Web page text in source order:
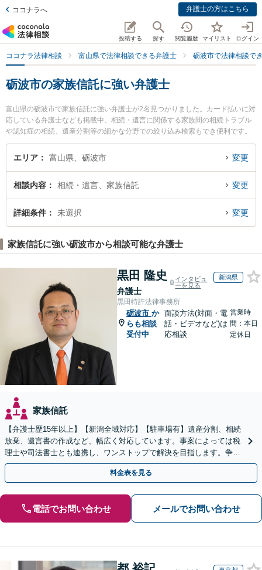
ココナラへ 弁護士の方はこちら
投稿する 探す 閲覧履歴 マイリスト ログイン
ココナラ法律相談 富山県で法律相談できる弁護士 砺波市で法律相談で
砺波市の家族信託に強い弁護士
富山県の砺波市で家族信託に強い弁護士が2名見つかりました。カード払いに対
応している弁護士なども掲載中。相続・遺言に関係する家族間の相続トラブル
や認知症の相続、遺産分割等の細かな分野での絞り込み検索もでき便利です。
特に山岸陽平法律事務所の山岸 陽平弁護士やとなみ野法律事務所の蓑 健太郎弁
護士のプロフィール情報や弁護士費用、強みなどが注目されています。『砺波
回相談無料で家族信託を法律相談できる砺波市内の弁護士に相談予約したい』
などでお困りの相談者さんにおすすめです。
エリア 富山県、砺波市 変更
相談内容 相続・遺言、家族信託 変更
詳細条件 未選択 変更
家族信託に強い砺波市から相談可能な弁護士
黒田 隆史
弁護士
インタビュ
ーを見る
新潟県
黒田特許法律事務所
砺波市 か
らも相談
受付中
面談方法(対面・電
話・ビデオなど)は
応相談
営業時
間：本日
定休日
家族信託
【弁護士歴15年以上】【新潟全域対応】【駐車場有】遺産分割、相続
放棄、遺言書の作成など、幅広く対応しています。事案によっては税
理士や司法書士とも連携し、ワンストップで解決を目指します。争い
を防ぐためにもぜひご相談ください。【分割払い可】
料金表を見る
電話でお問い合わせ メールでお問い合わせ